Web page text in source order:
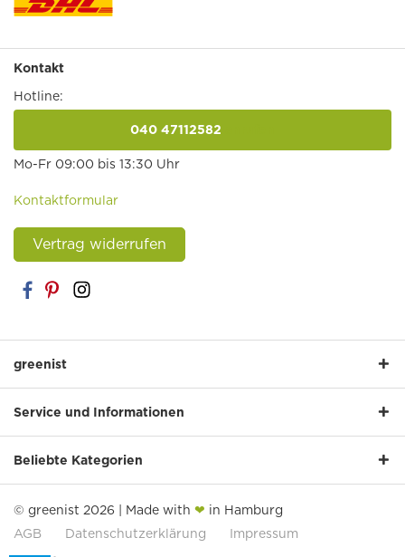
Kontakt
Hotline:
040 47112582
Mo-Fr 09:00 bis 13:30 Uhr
Kontaktformular
Vertrag widerrufen
greenist
Service und Informationen
Beliebte Kategorien
© greenist 2026 | Made with ❤ in Hamburg
AGB
Datenschutzerklärung Impressum